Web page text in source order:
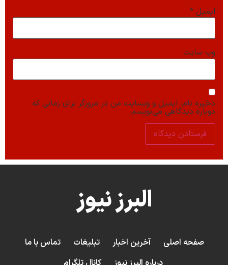
ایمیل *
وب‌ سایت
ذخیره نام، ایمیل و وبسایت من در مرورگر برای زمانی که
دوباره دیدگاهی می‌نویسم.
البرز نیوز
صفحه اصلی آخرین اخبار تبلیغات
تماس با ما